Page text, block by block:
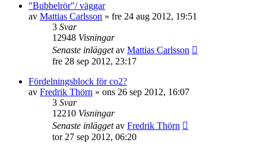
"Bubbelrör"/ väggar
av Mattias Carlsson » fre 24 aug 2012, 19:51
3 Svar
12948 Visningar
Senaste inläggetav Mattias Carlsson
fre 28 sep 2012, 23:17
Fördelningsblock för co2?
av Fredrik Thörn » ons 26 sep 2012, 16:07
3 Svar
12210 Visningar
Senaste inläggetav Fredrik Thörn
tor 27 sep 2012, 06:20